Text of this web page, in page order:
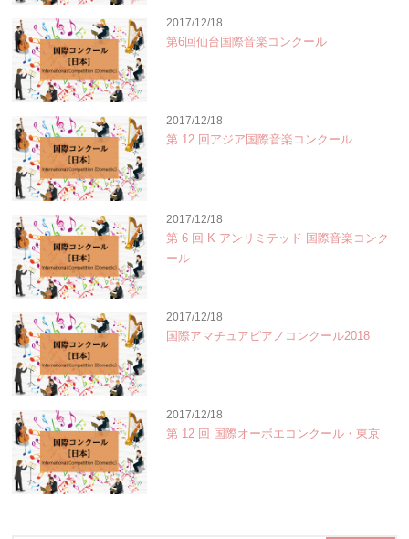
2017/12/18
第6回仙台国際音楽コンクール
2017/12/18
第 12 回アジア国際音楽コンクール
2017/12/18
第 6 回 K アンリミテッド 国際音楽コンク
ール
2017/12/18
国際アマチュアピアノコンクール2018
2017/12/18
第 12 回 国際オーボエコンクール・東京